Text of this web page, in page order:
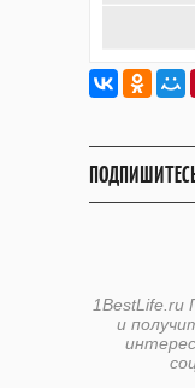
и